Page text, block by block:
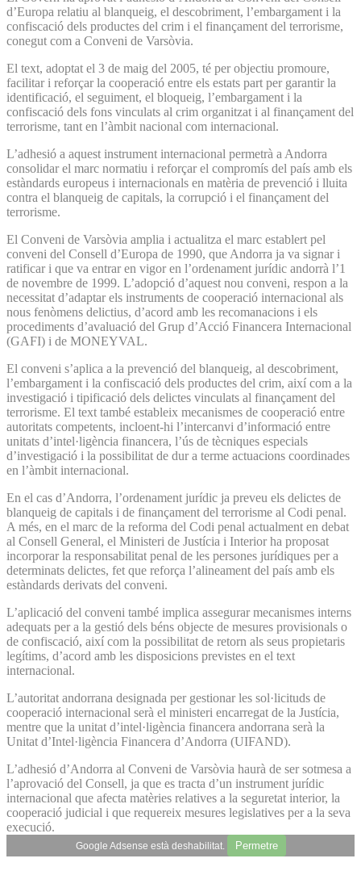
d’Europa relatiu al blanqueig, el descobriment, l’embargament i la
confiscació dels productes del crim i el finançament del terrorisme,
conegut com a Conveni de Varsòvia.
El text, adoptat el 3 de maig del 2005, té per objectiu promoure,
facilitar i reforçar la cooperació entre els estats part per garantir la
identificació, el seguiment, el bloqueig, l’embargament i la
confiscació dels fons vinculats al crim organitzat i al finançament del
terrorisme, tant en l’àmbit nacional com internacional.
L’adhesió a aquest instrument internacional permetrà a Andorra
consolidar el marc normatiu i reforçar el compromís del país amb els
estàndards europeus i internacionals en matèria de prevenció i lluita
contra el blanqueig de capitals, la corrupció i el finançament del
terrorisme.
El Conveni de Varsòvia amplia i actualitza el marc establert pel
conveni del Consell d’Europa de 1990, que Andorra ja va signar i
ratificar i que va entrar en vigor en l’ordenament jurídic andorrà l’1
de novembre de 1999. L’adopció d’aquest nou conveni, respon a la
necessitat d’adaptar els instruments de cooperació internacional als
nous fenòmens delictius, d’acord amb les recomanacions i els
procediments d’avaluació del Grup d’Acció Financera Internacional
(GAFI) i de MONEYVAL.
El conveni s’aplica a la prevenció del blanqueig, al descobriment,
l’embargament i la confiscació dels productes del crim, així com a la
investigació i tipificació dels delictes vinculats al finançament del
terrorisme. El text també estableix mecanismes de cooperació entre
autoritats competents, incloent-hi l’intercanvi d’informació entre
unitats d’intel·ligència financera, l’ús de tècniques especials
d’investigació i la possibilitat de dur a terme actuacions coordinades
en l’àmbit internacional.
En el cas d’Andorra, l’ordenament jurídic ja preveu els delictes de
blanqueig de capitals i de finançament del terrorisme al Codi penal.
A més, en el marc de la reforma del Codi penal actualment en debat
al Consell General, el Ministeri de Justícia i Interior ha proposat
incorporar la responsabilitat penal de les persones jurídiques per a
determinats delictes, fet que reforça l’alineament del país amb els
estàndards derivats del conveni.
L’aplicació del conveni també implica assegurar mecanismes interns
adequats per a la gestió dels béns objecte de mesures provisionals o
de confiscació, així com la possibilitat de retorn als seus propietaris
legítims, d’acord amb les disposicions previstes en el text
internacional.
L’autoritat andorrana designada per gestionar les sol·licituds de
cooperació internacional serà el ministeri encarregat de la Justícia,
mentre que la unitat d’intel·ligència financera andorrana serà la
Unitat d’Intel·ligència Financera d’Andorra (UIFAND).
L’adhesió d’Andorra al Conveni de Varsòvia haurà de ser sotmesa a
l’aprovació del Consell, ja que es tracta d’un instrument jurídic
internacional que afecta matèries relatives a la seguretat interior, la
cooperació judicial i que requereix mesures legislatives per a la seva
execució.
Google Adsense està deshabilitat. Permetre